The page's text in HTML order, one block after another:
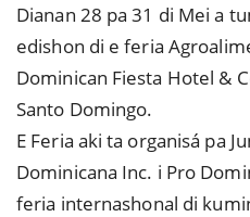
Dianan 28 pa 31 di Mei a
edishon di e feria
Dominican Fiesta Hotel &
Santo Domingo.
E Feria aki ta organisá pa
Dominicana Inc. i Pro
feria internashonal di